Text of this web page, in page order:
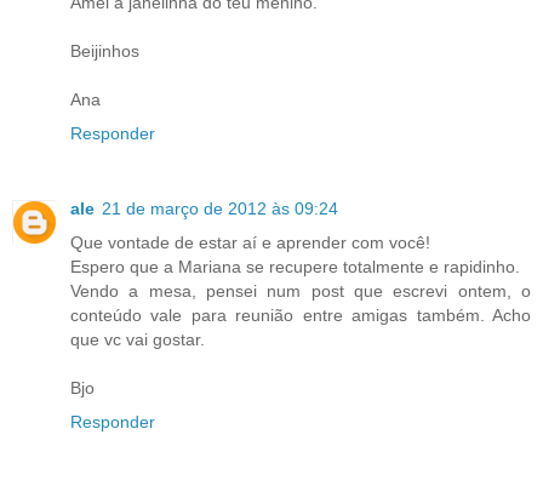
Beijinhos
Ana
Responder
ale 21 de março de 2012 às 09:24
Que vontade de estar aí e aprender com você!
Espero que a Mariana se recupere totalmente e rapidinho.
Vendo a mesa, pensei num post que escrevi ontem, o
conteúdo vale para reunião entre amigas também. Acho
que vc vai gostar.
Bjo
Responder